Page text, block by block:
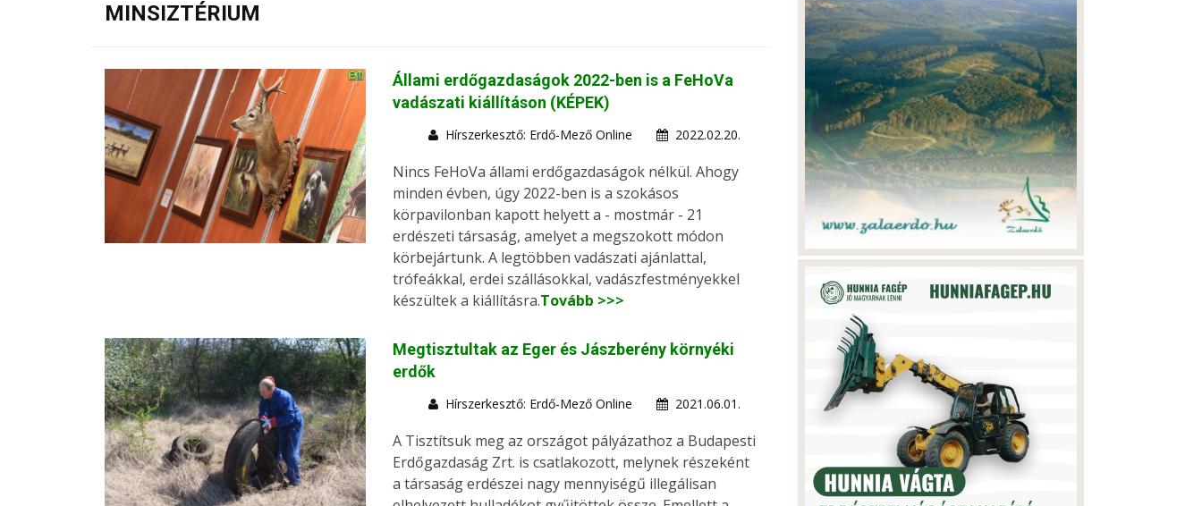
MINSIZTÉRIUM
Állami erdőgazdaságok 2022-ben is a FeHoVa
vadászati kiállításon (KÉPEK)
Hírszerkesztő: Erdő-Mező Online 2022.02.20.
Nincs FeHoVa állami erdőgazdaságok nélkül. Ahogy
minden évben, úgy 2022-ben is a szokásos
körpavilonban kapott helyett a - mostmár - 21
erdészeti társaság, amelyet a megszokott módon
körbejártunk. A legtöbben vadászati ajánlattal,
trófeákkal, erdei szállásokkal, vadászfestményekkel
készültek a kiállításra.Tovább >>>
Megtisztultak az Eger és Jászberény környéki
erdők
Hírszerkesztő: Erdő-Mező Online 2021.06.01.
A Tisztítsuk meg az országot pályázathoz a Budapesti
Erdőgazdaság Zrt. is csatlakozott, melynek részeként
a társaság erdészei nagy mennyiségű illegálisan